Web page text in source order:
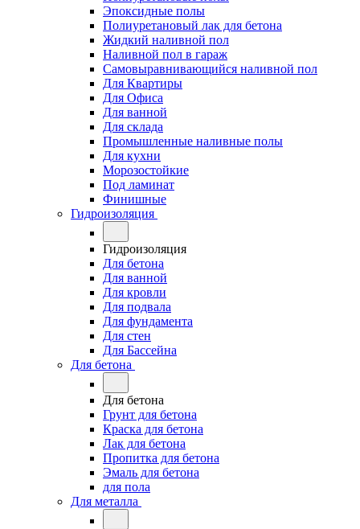
Эпоксидные полы
Полиуретановый лак для бетона
Жидкий наливной пол
Наливной пол в гараж
Самовыравнивающийся наливной пол
Для Квартиры
Для Офиса
Для ванной
Для склада
Промышленные наливные полы
Для кухни
Морозостойкие
Под ламинат
Финишные
Гидроизоляция
Гидроизоляция
Для бетона
Для ванной
Для кровли
Для подвала
Для фундамента
Для стен
Для Бассейна
Для бетона
Для бетона
Грунт для бетона
Краска для бетона
Лак для бетона
Пропитка для бетона
Эмаль для бетона
для пола
Для металла